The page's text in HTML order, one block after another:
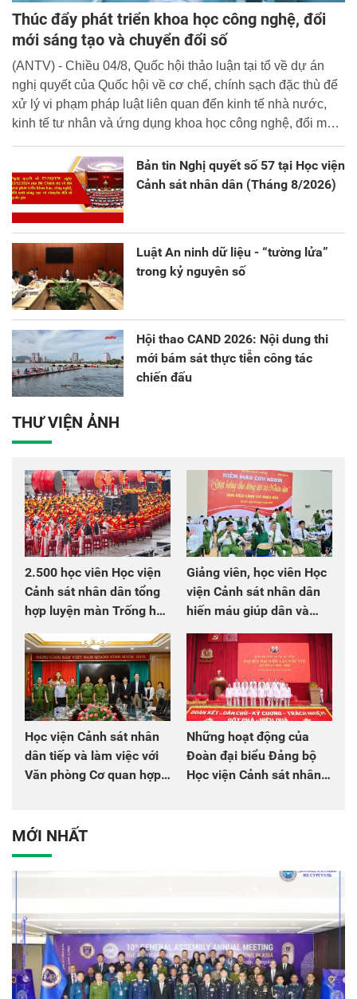
Thúc đẩy phát triển khoa học công nghệ, đổi
mới sáng tạo và chuyển đổi số
(ANTV) - Chiều 04/8, Quốc hội thảo luận tại tổ về dự án
nghị quyết của Quốc hội về cơ chế, chính sạch đặc thù để
xử lý vi phạm pháp luật liên quan đến kinh tế nhà nước,
kinh tế tư nhân và ứng dụng khoa học công nghệ, đổi mới
Bản tin Nghị quyết số 57 tại Học viện
Cảnh sát nhân dân (Tháng 8/2026)
Luật An ninh dữ liệu - “tường lửa”
trong kỷ nguyên số
Hội thao CAND 2026: Nội dung thi
mới bám sát thực tiễn công tác
chiến đấu
THƯ VIỆN ẢNH
2.500 học viên Học viện
Cảnh sát nhân dân tổng
hợp luyện màn Trống hội
chào mừng Đại hội Đảng
Giảng viên, học viên Học
viện Cảnh sát nhân dân
hiến máu giúp dân và
đồng đội
Học viện Cảnh sát nhân
dân tiếp và làm việc với
Văn phòng Cơ quan hợp
Những hoạt động của
Đoàn đại biểu Đảng bộ
Học viện Cảnh sát nhân
MỚI NHẤT